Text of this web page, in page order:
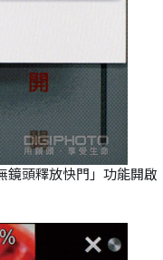
鏡頭釋放快門」功能開啟